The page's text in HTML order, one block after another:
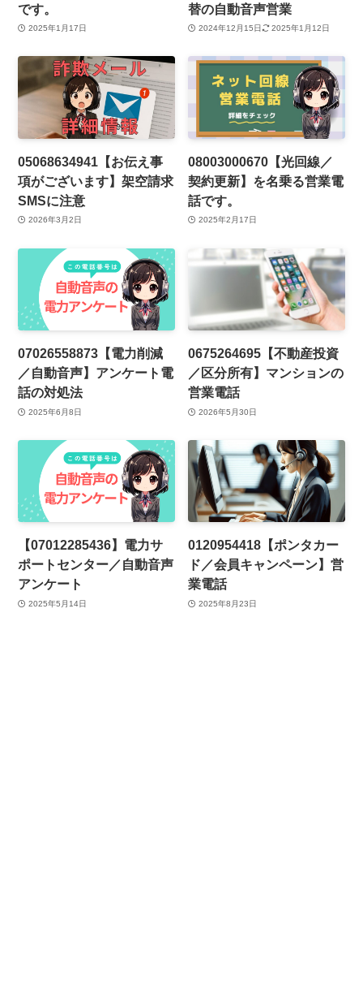
です。
2025年1月17日
替の自動音声営業
2024年12月15日 2025年1月12日
05068634941【お伝え事
項がございます】架空請求
SMSに注意
2026年3月2日
08003000670【光回線／
契約更新】を名乗る営業電
話です。
2025年2月17日
07026558873【電力削減
／自動音声】アンケート電
話の対処法
2025年6月8日
0675264695【不動産投資
／区分所有】マンションの
営業電話
2026年5月30日
【07012285436】電力サ
ポートセンター／自動音声
アンケート
2025年5月14日
0120954418【ポンタカー
ド／会員キャンペーン】営
業電話
2025年8月23日